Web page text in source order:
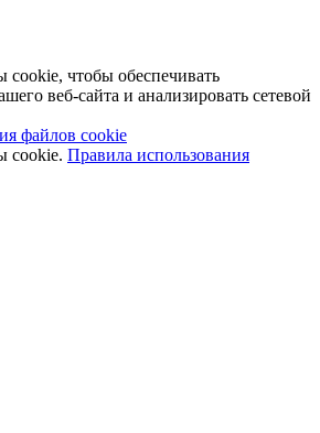
чтобы обеспечивать
веб-сайта и анализировать сетевой
файлов cookie
cookie. Правила использования